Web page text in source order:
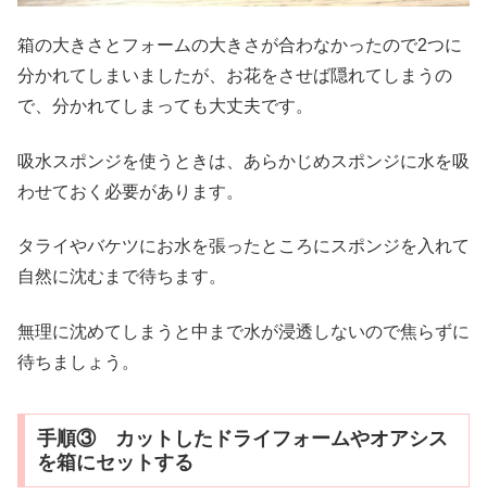
箱の大きさとフォームの大きさが合わなかったので2つに
分かれてしまいましたが、お花をさせば隠れてしまうの
で、分かれてしまっても大丈夫です。
吸水スポンジを使うときは、あらかじめスポンジに水を吸
わせておく必要があります。
タライやバケツにお水を張ったところにスポンジを入れて
自然に沈むまで待ちます。
無理に沈めてしまうと中まで水が浸透しないので焦らずに
待ちましょう。
手順③ カットしたドライフォームやオアシス
を箱にセットする